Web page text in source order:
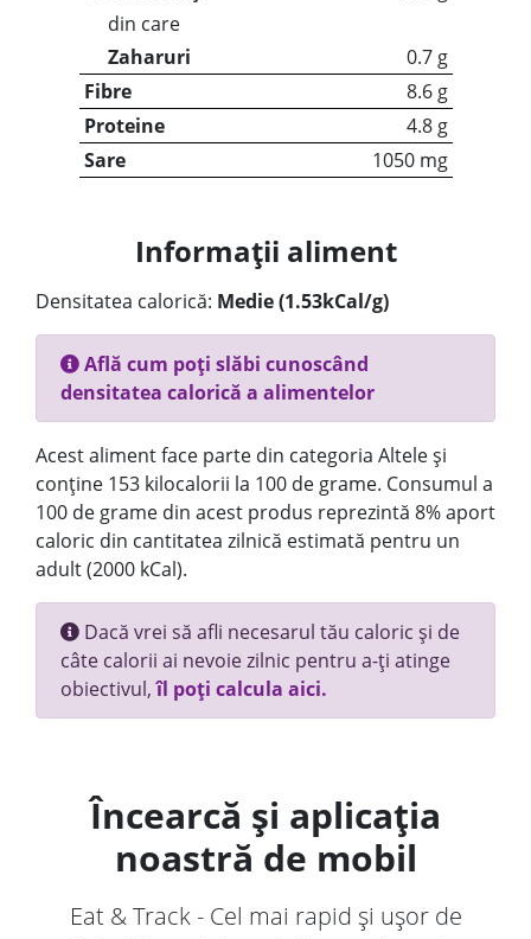
din care
Zaharuri
0.7 g
Fibre
8.6 g
Proteine
4.8 g
Sare
1050 mg
Informații aliment
Densitatea calorică: Medie (1.53kCal/g)
Află cum poți slăbi cunoscând
densitatea calorică a alimentelor
Acest aliment face parte din categoria Altele și
conține 153 kilocalorii la 100 de grame. Consumul a
100 de grame din acest produs reprezintă 8% aport
caloric din cantitatea zilnică estimată pentru un
adult (2000 kCal).
Dacă vrei să afli necesarul tău caloric și de
câte calorii ai nevoie zilnic pentru a-ți atinge
obiectivul,îl poți calcula aici.
Încearcă și aplicația
noastră de mobil
Eat & Track - Cel mai rapid și ușor de